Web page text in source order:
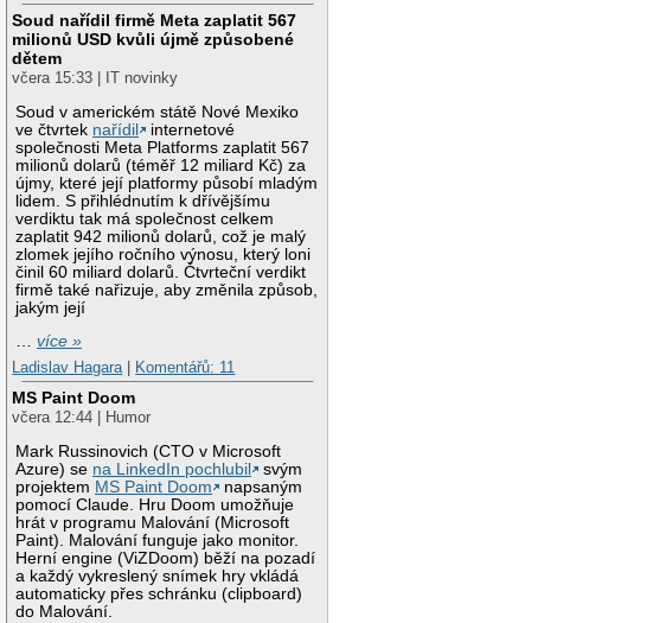
Soud nařídil firmě Meta zaplatit 567
milionů USD kvůli újmě způsobené
dětem
včera 15:33 | IT novinky
Soud v americkém státě Nové Mexiko
ve čtvrtek nařídil
internetové
společnosti Meta Platforms zaplatit 567
milionů dolarů (téměř 12 miliard Kč) za
újmy, které její platformy působí mladým
lidem. S přihlédnutím k dřívějšímu
verdiktu tak má společnost celkem
zaplatit 942 milionů dolarů, což je malý
zlomek jejího ročního výnosu, který loni
činil 60 miliard dolarů. Čtvrteční verdikt
firmě také nařizuje, aby změnila způsob,
jakým její
…více »
Ladislav Hagara
Komentářů: 11
MS Paint Doom
včera 12:44 | Humor
Mark Russinovich (CTO v Microsoft
Azure) se na LinkedIn pochlubil
svým
projektem MS Paint Doom
napsaným
pomocí Claude. Hru Doom umožňuje
hrát v programu Malování (Microsoft
Paint). Malování funguje jako monitor.
Herní engine (ViZDoom) běží na pozadí
a každý vykreslený snímek hry vkládá
automaticky přes schránku (clipboard)
do Malování.